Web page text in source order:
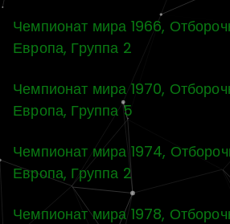
Чемпионат мира 1966,
Европа, Группа 2
Чемпионат мира 1970,
Европа, Группа 5
Чемпионат мира 1974,
Европа, Группа 2
Чемпионат мира 1978,